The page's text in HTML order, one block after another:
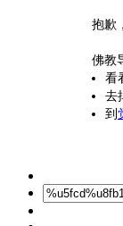
抱歉
佛教
看
去
到